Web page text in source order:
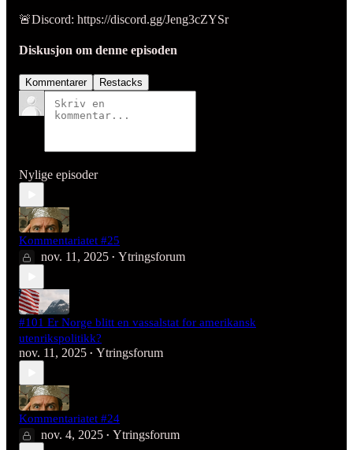
🚨Discord: https://discord.gg/Jeng3cZYSr
Diskusjon om denne episoden
Kommentarer Restacks
Nylige episoder
Kommentariatet #25
nov. 11, 2025 • Ytringsforum
#101 Er Norge blitt en vassalstat for amerikansk
utenrikspolitikk?
nov. 11, 2025 • Ytringsforum
Kommentariatet #24
nov. 4, 2025 • Ytringsforum